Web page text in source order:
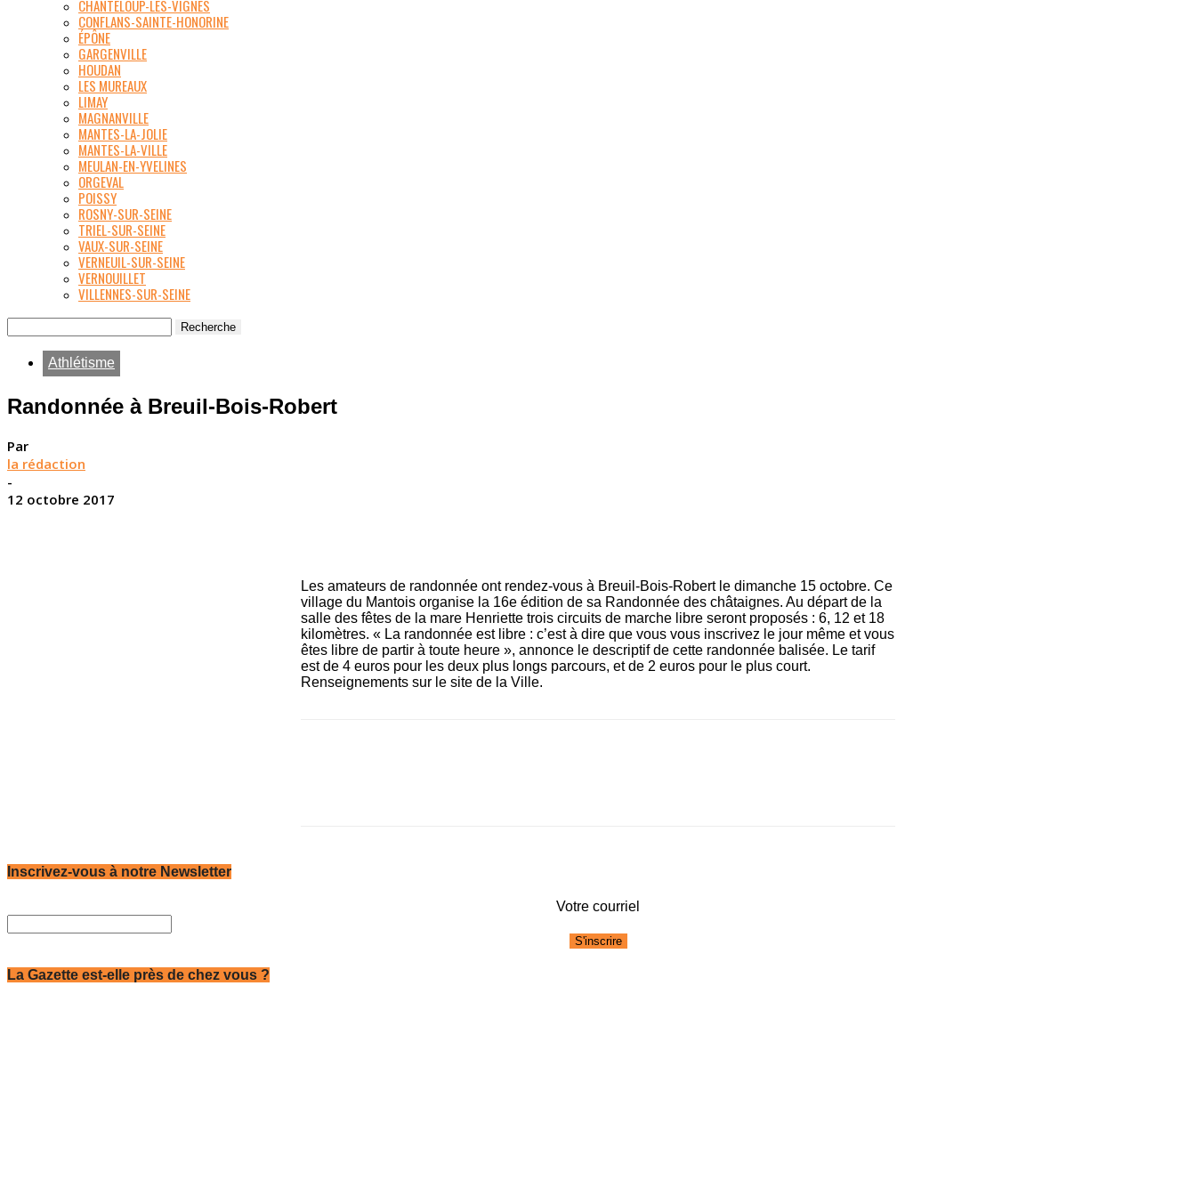
CHANTELOUP-LES-VIGNES
CONFLANS-SAINTE-HONORINE
ÉPÔNE
GARGENVILLE
HOUDAN
LES MUREAUX
LIMAY
MAGNANVILLE
MANTES-LA-JOLIE
MANTES-LA-VILLE
MEULAN-EN-YVELINES
ORGEVAL
POISSY
ROSNY-SUR-SEINE
TRIEL-SUR-SEINE
VAUX-SUR-SEINE
VERNEUIL-SUR-SEINE
VERNOUILLET
VILLENNES-SUR-SEINE
Athlétisme
Randonnée à Breuil-Bois-Robert
Par
la rédaction
-
12 octobre 2017
Les amateurs de randonnée ont rendez-vous à Breuil-Bois-Robert le dimanche 15 octobre. Ce
village du Mantois organise la 16e édition de sa Randonnée des châtaignes. Au départ de la
salle des fêtes de la mare Henriette trois circuits de marche libre seront proposés : 6, 12 et 18
kilomètres. « La randonnée est libre : c’est à dire que vous vous inscrivez le jour même et vous
êtes libre de partir à toute heure », annonce le descriptif de cette randonnée balisée. Le tarif
est de 4 euros pour les deux plus longs parcours, et de 2 euros pour le plus court.
Renseignements sur le site de la Ville.
Inscrivez-vous à notre Newsletter
Votre courriel
La Gazette est-elle près de chez vous ?